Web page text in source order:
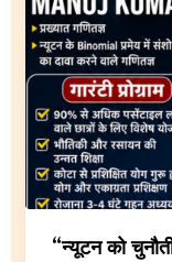
“न्यूटन को